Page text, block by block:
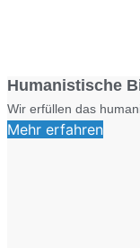
Humanistische
Wir erfüllen das
Mehr erfahren